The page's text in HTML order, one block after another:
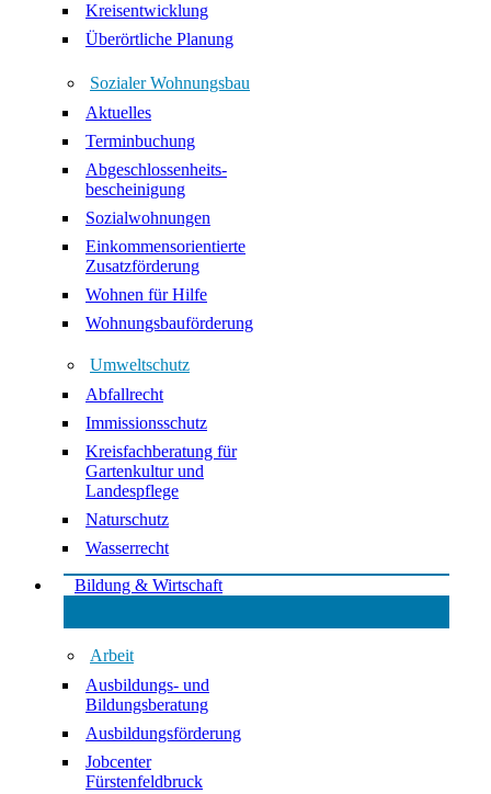
Kreisentwicklung
Überörtliche Planung
Sozialer Wohnungsbau
Aktuelles
Terminbuchung
Abgeschlossenheits-
bescheinigung
Sozialwohnungen
Einkommensorientierte
Zusatzförderung
Wohnen für Hilfe
Wohnungsbauförderung
Umweltschutz
Abfallrecht
Immissionsschutz
Kreisfachberatung für
Gartenkultur und
Landespflege
Naturschutz
Wasserrecht
Bildung & Wirtschaft
Arbeit
Ausbildungs- und
Bildungsberatung
Ausbildungsförderung
Jobcenter
Fürstenfeldbruck